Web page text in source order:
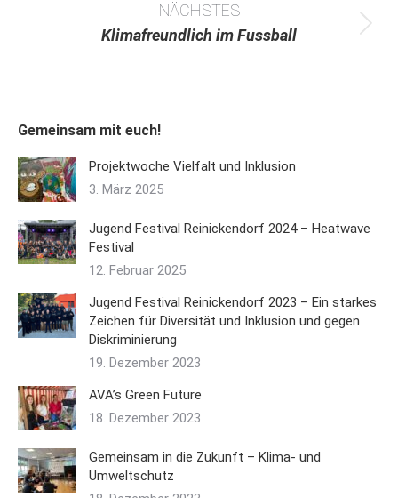
NÄCHSTES
Nächster
Klimafreundlich im Fussball
Gemeinsam mit euch!
Projektwoche Vielfalt und Inklusion
3. März 2025
Jugend Festival Reinickendorf 2024 – Heatwave
Festival
12. Februar 2025
Jugend Festival Reinickendorf 2023 – Ein starkes
Zeichen für Diversität und Inklusion und gegen
Diskriminierung
19. Dezember 2023
AVA’s Green Future
18. Dezember 2023
Gemeinsam in die Zukunft – Klima- und
Umweltschutz